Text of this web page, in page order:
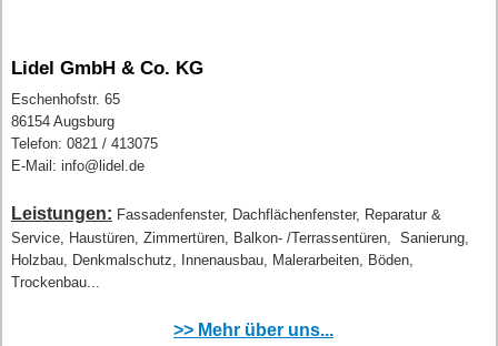
Lidel GmbH & Co. KG
Eschenhofstr. 65
86154 Augsburg
Telefon: 0821 / 413075
E-Mail: info@lidel.de
Leistungen: Fassadenfenster, Dachflächenfenster, Reparatur &
Service, Haustüren, Zimmertüren, Balkon- /Terrassentüren, Sanierung,
Holzbau, Denkmalschutz, Innenausbau, Malerarbeiten, Böden,
Trockenbau...
>> Mehr über uns...